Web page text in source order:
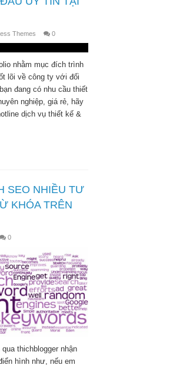
Themes 0
nhằm mục đích trình
lõi về công ty với đối
đang có nhu cầu thiết
nghiệp, giá rẻ, hãy
dịch vụ thiết kế &
SEO NHIỀU TƯ
KHÓA TRÊN
0
thichblogger nhận
hình như, nếu em